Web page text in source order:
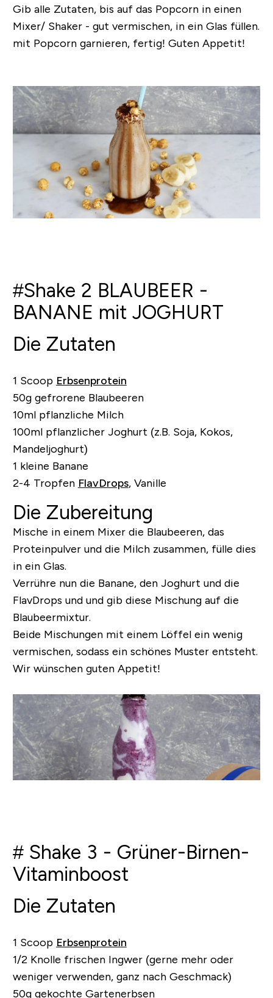
Gib alle Zutaten, bis auf das Popcorn in einen
Mixer/ Shaker - gut vermischen, in ein Glas füllen.
mit Popcorn garnieren, fertig! Guten Appetit!
#Shake 2 BLAUBEER -
BANANE mit JOGHURT
Die Zutaten
1 Scoop Erbsenprotein
50g gefrorene Blaubeeren
10ml pflanzliche Milch
100ml pflanzlicher Joghurt (z.B. Soja, Kokos,
Mandeljoghurt)
1 kleine Banane
2-4 Tropfen FlavDrops, Vanille
Die Zubereitung
Mische in einem Mixer die Blaubeeren, das
Proteinpulver und die Milch zusammen, fülle dies
in ein Glas.
Verrühre nun die Banane, den Joghurt und die
FlavDrops und und gib diese Mischung auf die
Blaubeermixtur.
Beide Mischungen mit einem Löffel ein wenig
vermischen, sodass ein schönes Muster entsteht.
Wir wünschen guten Appetit!
# Shake 3 - Grüner-Birnen-
Vitaminboost
Die Zutaten
1 Scoop Erbsenprotein
1/2 Knolle frischen Ingwer (gerne mehr oder
weniger verwenden, ganz nach Geschmack)
50g gekochte Gartenerbsen